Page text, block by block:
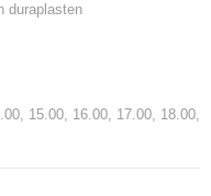
duraplasten
15.00, 16.00, 17.00, 18.00,